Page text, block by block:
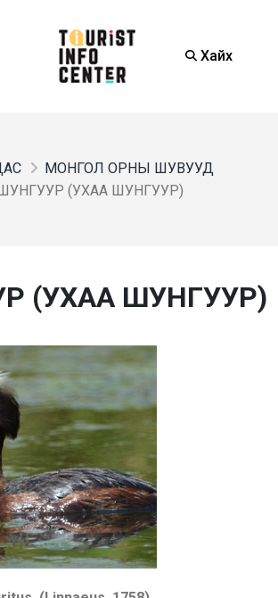
Хайх
МОНГОЛ ОРНЫ ШУВУУД
(УХАА ШУНГУУР)
(УХАА ШУНГУУР)